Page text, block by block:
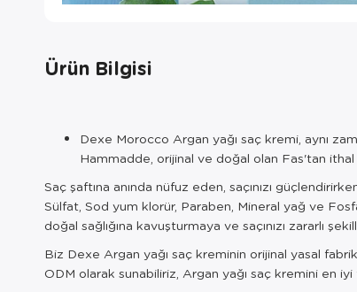
Ürün Bilgisi
Dexe Morocco Argan yağı saç kremi, aynı
Hammadde, orijinal ve doğal olan Fas'tan ithal
Saç şaftına anında nüfuz eden, saçınızı
Sülfat, Sod yum klorür, Paraben, Mineral yağ ve
doğal sağlığına kavuşturmaya ve saçınızı zararlı
Biz Dexe Argan yağı saç kreminin orijinal yasal
ODM olarak sunabiliriz, Argan yağı saç kremini en